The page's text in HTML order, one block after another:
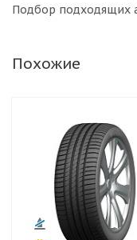
Подбор подходящих
Похожие